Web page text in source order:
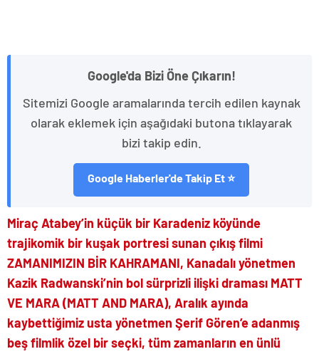
Google'da Bizi Öne Çıkarın!
Sitemizi Google aramalarında tercih edilen kaynak
olarak eklemek için aşağıdaki butona tıklayarak
bizi takip edin.
Google Haberler'de Takip Et ⭐
Miraç Atabey’in küçük bir Karadeniz köyünde
trajikomik bir kuşak portresi sunan çıkış filmi
ZAMANIMIZIN BİR KAHRAMANI, Kanadalı yönetmen
Kazik Radwanski’nin bol sürprizli ilişki draması MATT
VE MARA (MATT AND MARA), Aralık ayında
kaybettiğimiz usta yönetmen Şerif Gören’e adanmış
beş filmlik özel bir seçki, tüm zamanların en ünlü